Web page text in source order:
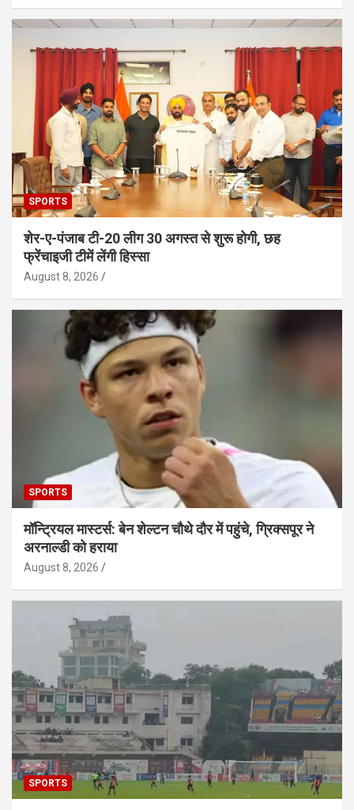
SPORTS
शेर-ए-पंजाब टी-20 लीग 30 अगस्त से शुरू होगी, छह
फ्रेंचाइजी टीमें लेंगी हिस्सा
August 8, 2026
SPORTS
मॉन्ट्रियल मास्टर्स: बेन शेल्टन चौथे दौर में पहुंचे, ग्रिक्सपूर ने
अरनाल्डी को हराया
August 8, 2026
SPORTS